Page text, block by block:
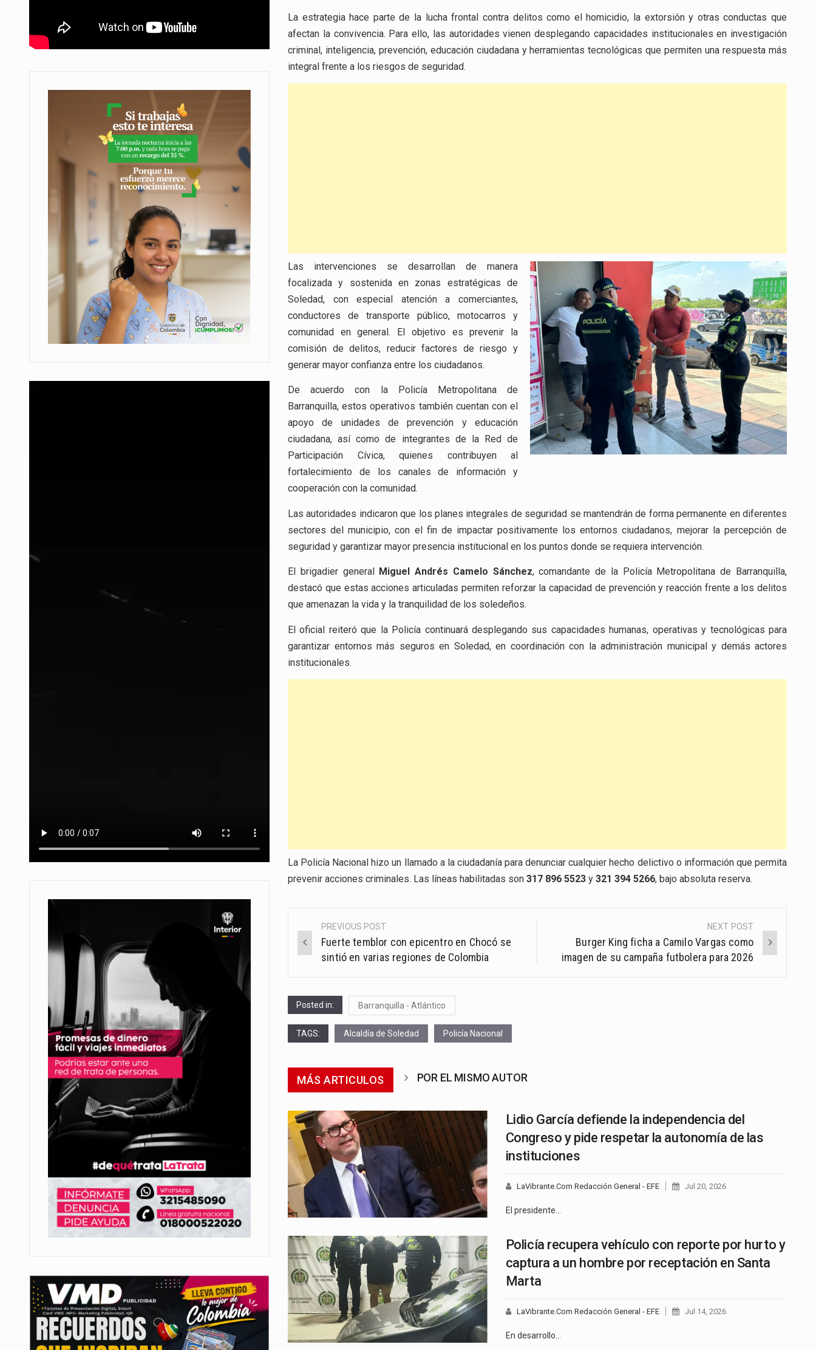
La estrategia hace parte de la lucha frontal contra delitos como el homicidio, la extorsión y otras conductas que
afectan la convivencia. Para ello, las autoridades vienen desplegando capacidades institucionales en investigación
criminal, inteligencia, prevención, educación ciudadana y herramientas tecnológicas que permiten una respuesta más
integral frente a los riesgos de seguridad.
Las intervenciones se desarrollan de manera
focalizada y sostenida en zonas estratégicas de
Soledad, con especial atención a comerciantes,
conductores de transporte público, motocarros y
comunidad en general. El objetivo es prevenir la
comisión de delitos, reducir factores de riesgo y
generar mayor confianza entre los ciudadanos.
De acuerdo con la Policía Metropolitana de
Barranquilla, estos operativos también cuentan con el
apoyo de unidades de prevención y educación
ciudadana, así como de integrantes de la Red de
Participación Cívica, quienes contribuyen al
fortalecimiento de los canales de información y
cooperación con la comunidad.
Las autoridades indicaron que los planes integrales de seguridad se mantendrán de forma permanente en diferentes
sectores del municipio, con el fin de impactar positivamente los entornos ciudadanos, mejorar la percepción de
seguridad y garantizar mayor presencia institucional en los puntos donde se requiera intervención.
El brigadier general Miguel Andrés Camelo Sánchez, comandante de la Policía Metropolitana de Barranquilla,
destacó que estas acciones articuladas permiten reforzar la capacidad de prevención y reacción frente a los delitos
que amenazan la vida y la tranquilidad de los soledeños.
El oficial reiteró que la Policía continuará desplegando sus capacidades humanas, operativas y tecnológicas para
garantizar entornos más seguros en Soledad, en coordinación con la administración municipal y demás actores
institucionales.
La Policía Nacional hizo un llamado a la ciudadanía para denunciar cualquier hecho delictivo o información que permita
prevenir acciones criminales. Las líneas habilitadas son 317 896 5523 y 321 394 5266, bajo absoluta reserva.
Post
navigation
PREVIOUS POST
Fuerte temblor con epicentro en Chocó se
sintió en varias regiones de Colombia
NEXT POST
Burger King ficha a Camilo Vargas como
imagen de su campaña futbolera para 2026
Posted in: Barranquilla - Atlántico
TAGS: Alcaldía de Soledad Policía Nacional
MÁS ARTICULOS POR EL MISMO AUTOR
Lidio García defiende la independencia del
Congreso y pide respetar la autonomía de las
instituciones
LaVibrante.Com Redacción General - EFE Jul 20, 2026
El presidente…
Policía recupera vehículo con reporte por hurto y
captura a un hombre por receptación en Santa
Marta
LaVibrante.Com Redacción General - EFE Jul 14, 2026
En desarrollo…